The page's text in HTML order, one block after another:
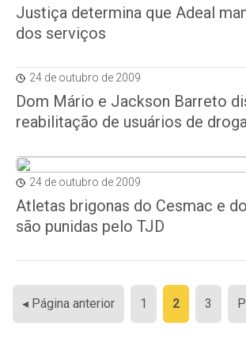
Justiça determina que Adeal
dos serviços
24 de outubro de 2009
Dom Mário e Jackson Barreto
reabilitação de usuários de
24 de outubro de 2009
Atletas brigonas do Cesmac e
são punidas pelo TJD
Paginação
de
◂ Página anterior 1 2 3